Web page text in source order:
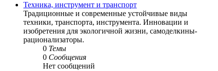
Техника, инструмент и транспорт
Традиционные и современные устойчивые виды
техники, транспорта, инструмента. Инновации и
изобретения для экологичной жизни, самоделкины-
рационализаторы.
0 Темы
0 Сообщения
Нет сообщений